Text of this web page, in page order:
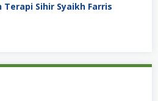
Terapi Sihir Syaikh Farris